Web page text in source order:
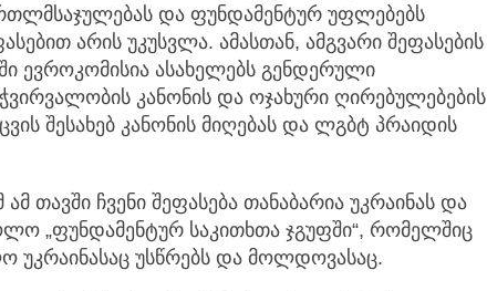
და ფუნდამენტურ უფლებებს
არის უკუსვლა. ამასთან, ამგვარი შეფასების
ევროკომისია ასახელებს გენდერული
კანონის და ოჯახური ღირებულებების
შესახებ კანონის მიღებას და ლგბტ პრაიდის
თავში ჩვენი შეფასება თანაბარია უკრაინას და
„ფუნდამენტურ საკითხთა ჯგუფში“, რომელშიც
უკრაინასაც უსწრებს და მოლდოვასაც.